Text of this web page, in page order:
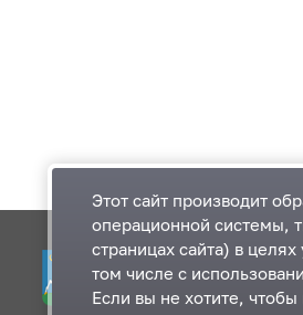
Одинцовский городской
области
Этот сайт производит
операционной системы,
страницах сайта) в
том числе с
Если вы не хотите,